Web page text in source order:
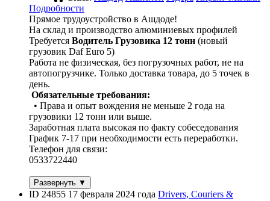
Подробности
Прямое трудоустройство в Ашдоде!
На склад и производство алюминиевых профилей
Требуется Водитель Грузовика 12 тонн (новый
грузовик Daf Euro 5)
Работа не физическая, без погрузочных работ, не на
автопогрузчике. Только доставка товара, до 5 точек в
день.
Обязательные требования:
• Права и опыт вождения не меньше 2 года на
грузовики 12 тонн или выше.
Заработная плата высокая по факту собеседования
График 7-17 при необходимости есть переработки.
Телефон для связи:
0533722440
Развернуть ▼
ID 24855 17 февраля 2024 года Drivers, Couriers &